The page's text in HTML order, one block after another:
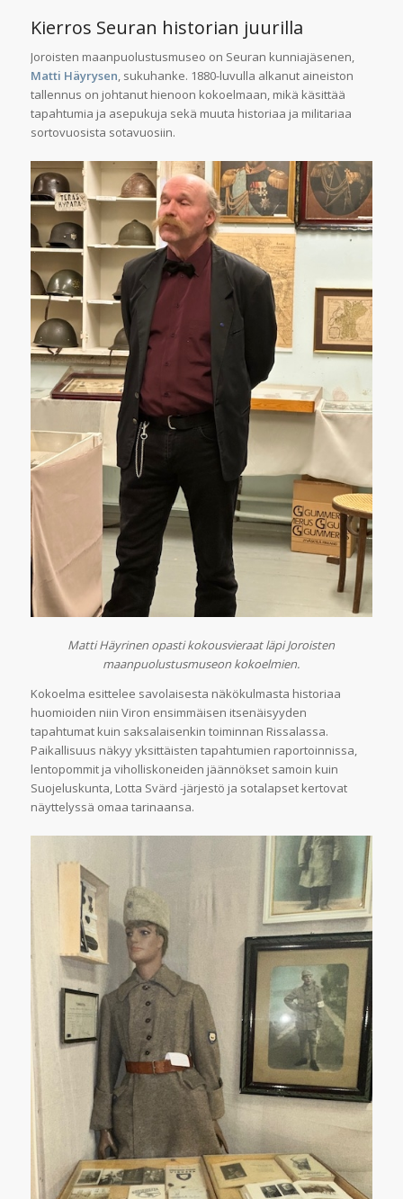
Kierros Seuran historian juurilla
Joroisten maanpuolustusmuseo on Seuran kunniajäsenen,
Matti Häyrysen, sukuhanke. 1880-luvulla alkanut aineiston
tallennus on johtanut hienoon kokoelmaan, mikä käsittää
tapahtumia ja asepukuja sekä muuta historiaa ja militariaa
sortovuosista sotavuosiin.
Matti Häyrinen opasti kokousvieraat läpi Joroisten
maanpuolustusmuseon kokoelmien.
Kokoelma esittelee savolaisesta näkökulmasta historiaa
huomioiden niin Viron ensimmäisen itsenäisyyden
tapahtumat kuin saksalaisenkin toiminnan Rissalassa.
Paikallisuus näkyy yksittäisten tapahtumien raportoinnissa,
lentopommit ja viholliskoneiden jäännökset samoin kuin
Suojeluskunta, Lotta Svärd -järjestö ja sotalapset kertovat
näyttelyssä omaa tarinaansa.